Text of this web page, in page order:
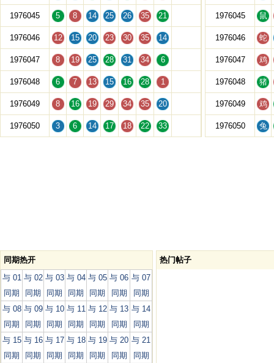
1976045 5 8 14 25 26 35 21
1976046 12 15 20 23 30 35 14
1976047 8 19 25 28 31 34 6
1976048 6 7 13 15 16 28 1
1976049 8 16 19 29 34 35 20
1976050 3 6 14 17 18 22 33
1976045 鼠
1976046 蛇
1976047 鸡
1976048 猪
1976049 鸡
1976050 兔
同期热开
与 01
同期
与 02
同期
与 03
同期
与 04
同期
与 05
同期
与 06
同期
与 07
同期
与 08
同期
与 09
同期
与 10
同期
与 11
同期
与 12
同期
与 13
同期
与 14
同期
与 15
同期
与 16
同期
与 17
同期
与 18
同期
与 19
同期
与 20
同期
与 21
同期
热门帖子